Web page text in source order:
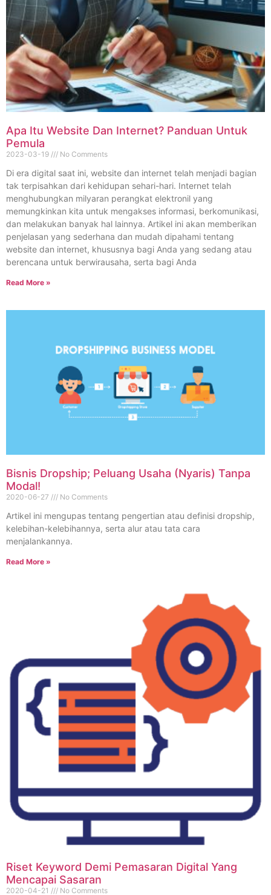
Apa Itu Website Dan Internet? Panduan Untuk
Pemula
2023-03-19 No Comments
Di era digital saat ini, website dan internet telah menjadi bagian
tak terpisahkan dari kehidupan sehari-hari. Internet telah
menghubungkan milyaran perangkat elektronil yang
memungkinkan kita untuk mengakses informasi, berkomunikasi,
dan melakukan banyak hal lainnya. Artikel ini akan memberikan
penjelasan yang sederhana dan mudah dipahami tentang
website dan internet, khususnya bagi Anda yang sedang atau
berencana untuk berwirausaha, serta bagi Anda
Read More »
Bisnis Dropship; Peluang Usaha (Nyaris) Tanpa
Modal!
2020-06-27 No Comments
Artikel ini mengupas tentang pengertian atau definisi dropship,
kelebihan-kelebihannya, serta alur atau tata cara
menjalankannya.
Read More »
Riset Keyword Demi Pemasaran Digital Yang
Mencapai Sasaran
2020-04-21 No Comments